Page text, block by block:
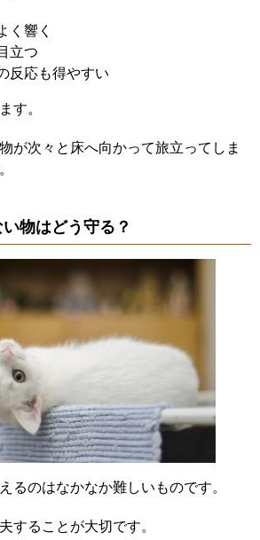
く響く
立つ
反応も得やすい
す。
が次々と床へ向かって旅立ってしま
物はどう守る？
るのはなかなか難しいものです。
することが大切です。